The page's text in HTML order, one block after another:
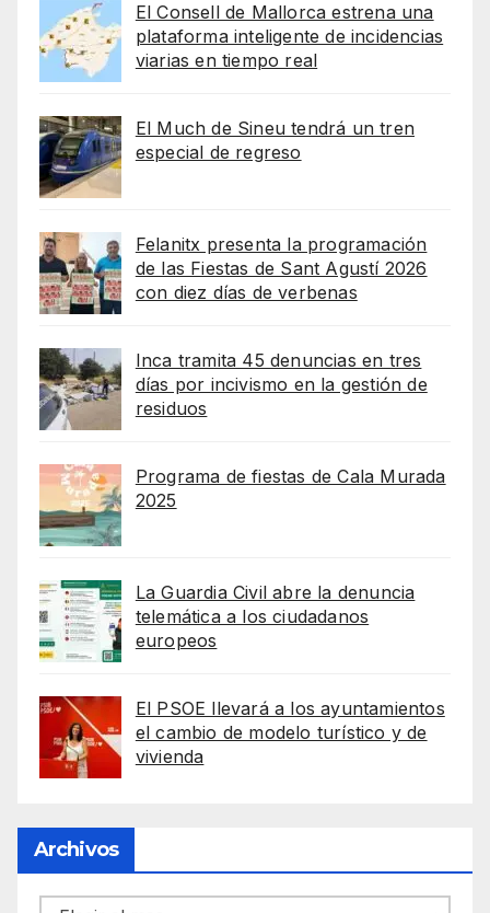
El Consell de Mallorca estrena una
plataforma inteligente de incidencias
viarias en tiempo real
El Much de Sineu tendrá un tren
especial de regreso
Felanitx presenta la programación
de las Fiestas de Sant Agustí 2026
con diez días de verbenas
Inca tramita 45 denuncias en tres
días por incivismo en la gestión de
residuos
Programa de fiestas de Cala Murada
2025
La Guardia Civil abre la denuncia
telemática a los ciudadanos
europeos
El PSOE llevará a los ayuntamientos
el cambio de modelo turístico y de
vivienda
Archivos